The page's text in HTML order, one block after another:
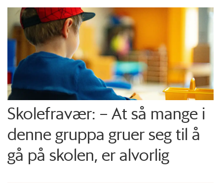
Skolefravær: – At så mange i
denne gruppa gruer seg til å
gå på skolen, er alvorlig